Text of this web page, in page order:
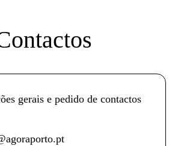
gerais e pedido de contactos